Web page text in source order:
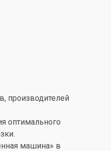
производителей
оптимального
машина» в